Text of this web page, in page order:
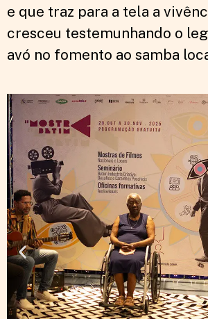
e que traz para a tela a
cresceu testemunhando o
avó no fomento ao samba